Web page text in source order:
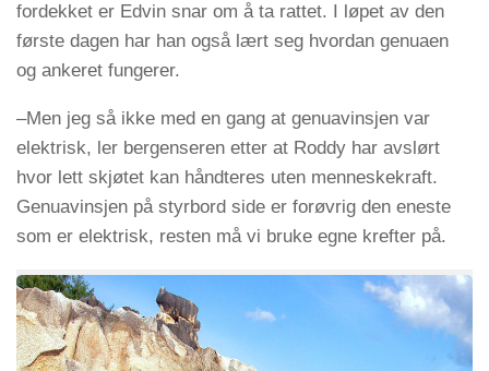
fordekket er Edvin snar om å ta rattet. I løpet av den
første dagen har han også lært seg hvordan genuaen
og ankeret fungerer.
–Men jeg så ikke med en gang at genuavinsjen var
elektrisk, ler bergenseren etter at Roddy har avslørt
hvor lett skjøtet kan håndteres uten menneskekraft.
Genuavinsjen på styrbord side er forøvrig den eneste
som er elektrisk, resten må vi bruke egne krefter på.